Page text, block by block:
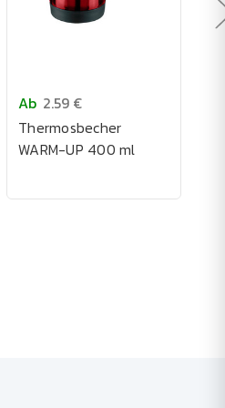
Ab 2.59 €
Thermosbecher
WARM-UP 400 ml